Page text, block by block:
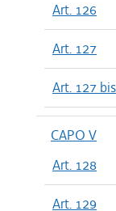
Art. 126
Art. 127
Art. 127 bis
CAPO V
Art. 128
Art. 129